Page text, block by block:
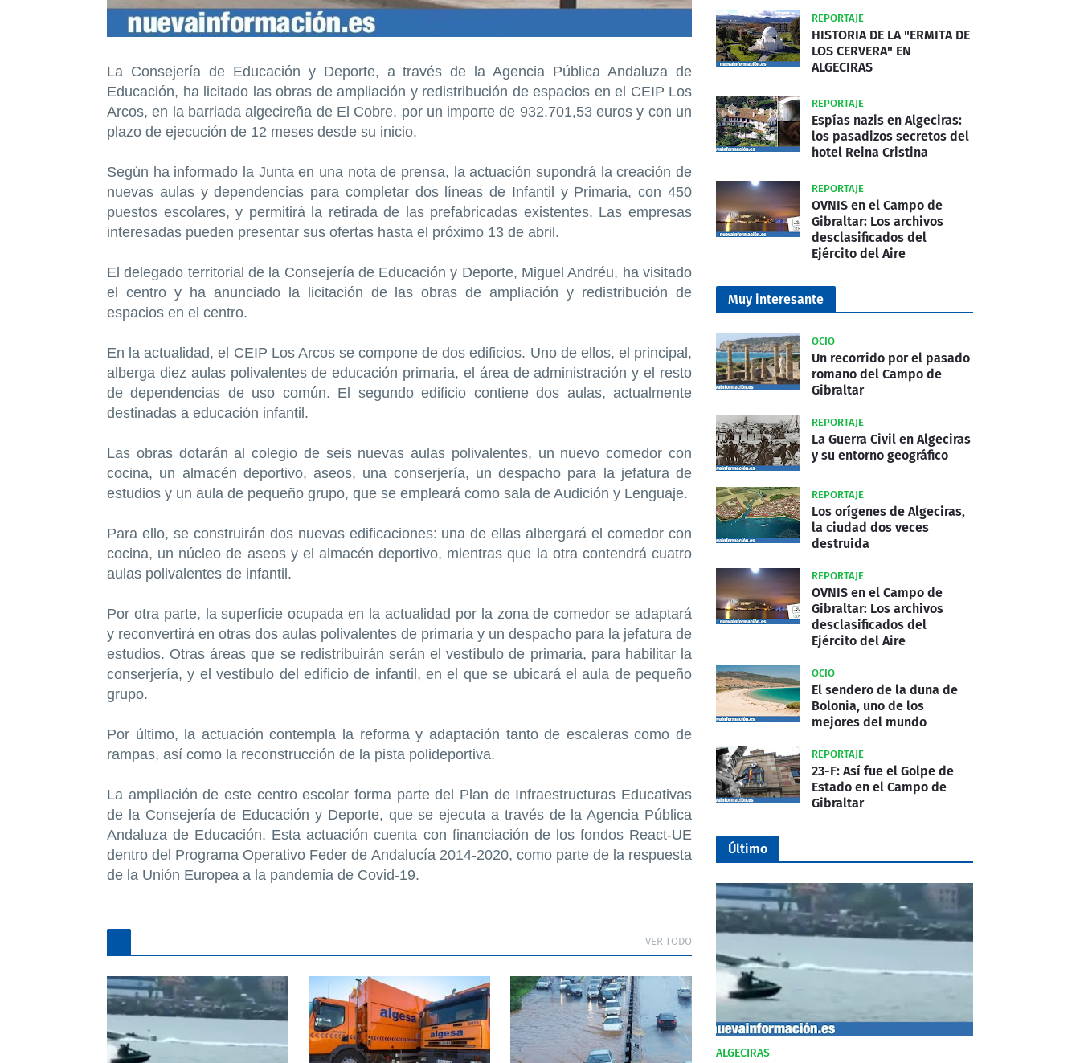
La Consejería de Educación y Deporte, a través de la Agencia Pública Andaluza de
Educación, ha licitado las obras de ampliación y redistribución de espacios en el CEIP Los
Arcos, en la barriada algecireña de El Cobre, por un importe de 932.701,53 euros y con un
plazo de ejecución de 12 meses desde su inicio.
Según ha informado la Junta en una nota de prensa, la actuación supondrá la creación de
nuevas aulas y dependencias para completar dos líneas de Infantil y Primaria, con 450
puestos escolares, y permitirá la retirada de las prefabricadas existentes. Las empresas
interesadas pueden presentar sus ofertas hasta el próximo 13 de abril.
El delegado territorial de la Consejería de Educación y Deporte, Miguel Andréu, ha visitado
el centro y ha anunciado la licitación de las obras de ampliación y redistribución de
espacios en el centro.
En la actualidad, el CEIP Los Arcos se compone de dos edificios. Uno de ellos, el principal,
alberga diez aulas polivalentes de educación primaria, el área de administración y el resto
de dependencias de uso común. El segundo edificio contiene dos aulas, actualmente
destinadas a educación infantil.
Las obras dotarán al colegio de seis nuevas aulas polivalentes, un nuevo comedor con
cocina, un almacén deportivo, aseos, una conserjería, un despacho para la jefatura de
estudios y un aula de pequeño grupo, que se empleará como sala de Audición y Lenguaje.
Para ello, se construirán dos nuevas edificaciones: una de ellas albergará el comedor con
cocina, un núcleo de aseos y el almacén deportivo, mientras que la otra contendrá cuatro
aulas polivalentes de infantil.
Por otra parte, la superficie ocupada en la actualidad por la zona de comedor se adaptará
y reconvertirá en otras dos aulas polivalentes de primaria y un despacho para la jefatura de
estudios. Otras áreas que se redistribuirán serán el vestíbulo de primaria, para habilitar la
conserjería, y el vestíbulo del edificio de infantil, en el que se ubicará el aula de pequeño
grupo.
Por último, la actuación contempla la reforma y adaptación tanto de escaleras como de
rampas, así como la reconstrucción de la pista polideportiva.
La ampliación de este centro escolar forma parte del Plan de Infraestructuras Educativas
de la Consejería de Educación y Deporte, que se ejecuta a través de la Agencia Pública
Andaluza de Educación. Esta actuación cuenta con financiación de los fondos React-UE
dentro del Programa Operativo Feder de Andalucía 2014-2020, como parte de la respuesta
de la Unión Europea a la pandemia de Covid-19.
VER TODO
REPORTAJE
HISTORIA DE LA "ERMITA DE
LOS CERVERA" EN
ALGECIRAS
REPORTAJE
Espías nazis en Algeciras:
los pasadizos secretos del
hotel Reina Cristina
REPORTAJE
OVNIS en el Campo de
Gibraltar: Los archivos
desclasificados del
Ejército del Aire
Muy interesante
OCIO
Un recorrido por el pasado
romano del Campo de
Gibraltar
REPORTAJE
La Guerra Civil en Algeciras
y su entorno geográfico
REPORTAJE
Los orígenes de Algeciras,
la ciudad dos veces
destruida
REPORTAJE
OVNIS en el Campo de
Gibraltar: Los archivos
desclasificados del
Ejército del Aire
OCIO
El sendero de la duna de
Bolonia, uno de los
mejores del mundo
REPORTAJE
23-F: Así fue el Golpe de
Estado en el Campo de
Gibraltar
Último
ALGECIRAS